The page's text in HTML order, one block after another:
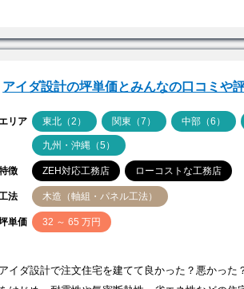
アイダ設計の坪単価とみんなの口コミや
リア 東北（2） 関東（7） 中部（6）
九州・沖縄（5）
徴 ZEH対応工務店 ローコストな工務店
法 木造（軸組・パネル工法）
単価 32 ～ 65 万円
アイダ設計で注文住宅を建てて良かった？悪かった